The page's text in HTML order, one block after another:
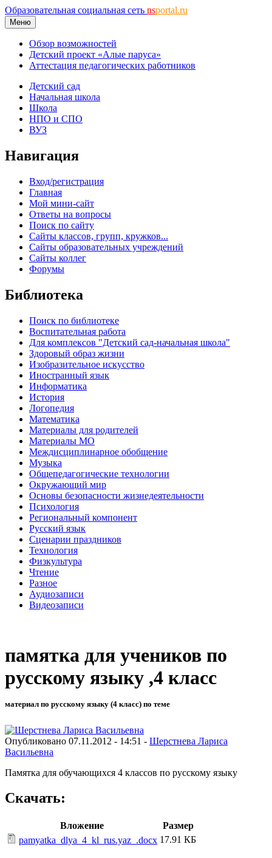
Образовательная социальная сеть nsportal.ru
Меню
Обзор возможностей
Детский проект «Алые паруса»
Аттестация педагогических работников
Детский сад
Начальная школа
Школа
НПО и СПО
ВУЗ
Навигация
Вход/регистрация
Главная
Мой мини-сайт
Ответы на вопросы
Поиск по сайту
Сайты классов, групп, кружков...
Сайты образовательных учреждений
Сайты коллег
Форумы
Библиотека
Поиск по библиотеке
Воспитательная работа
Для комплексов "Детский сад-начальная школа"
Здоровый образ жизни
Изобразительное искусство
Иностранный язык
Информатика
История
Логопедия
Математика
Материалы для родителей
Материалы МО
Междисциплинарное обобщение
Музыка
Общепедагогические технологии
Окружающий мир
Основы безопасности жизнедеятельности
Психология
Региональный компонент
Русский язык
Сценарии праздников
Технология
Физкультура
Чтение
Разное
Аудиозаписи
Видеозаписи
памятка для учеников по
русскому языку ,4 класс
материал по русскому языку (4 класс) по теме
Опубликовано 07.11.2012 - 14:51 - Шерстнева Лариса
Васильевна
Памятка для обучающихся 4 классов по русскому языку
Скачать:
Вложение
Размер
pamyatka_dlya_4_kl_rus.yaz_.docx 17.91 КБ